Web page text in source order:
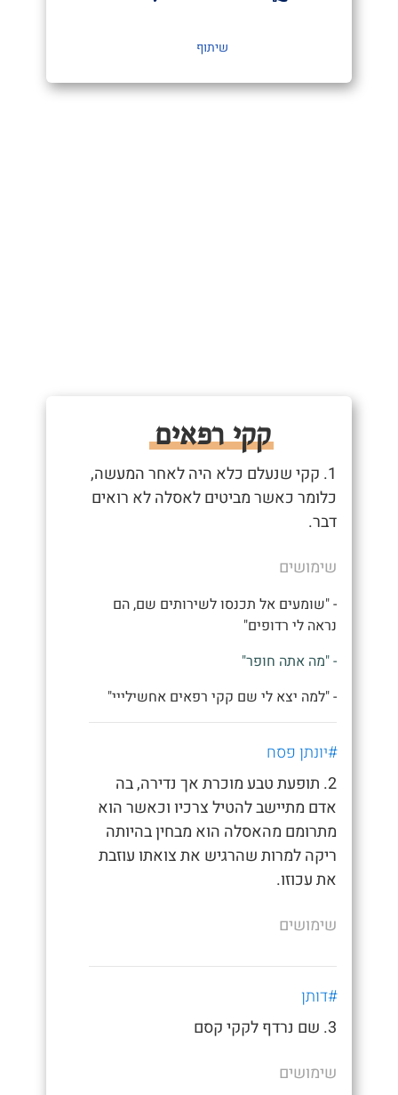
שיתוף
קקי רפאים
1. קקי שנעלם כלא היה לאחר המעשה,
כלומר כאשר מביטים לאסלה לא רואים
דבר.
שימושים
- "שומעים אל תכנסו לשירותים שם, הם
נראה לי רדופים"
- "מה אתה חופר"
- "למה יצא לי שם קקי רפאים אחשילייי"
#יונתן פסח
2. תופעת טבע מוכרת אך נדירה, בה
אדם מתיישב להטיל צרכיו וכאשר הוא
מתרומם מהאסלה הוא מבחין בהיותה
ריקה למרות שהרגיש את צואתו עוזבת
את עכוזו.
שימושים
#דותן
3. שם נרדף לקקי קסם
שימושים